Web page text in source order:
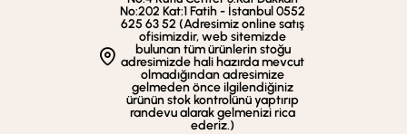
No:202 Kat:1 Fatih - İstanbul 0552
625 63 52 (Adresimiz online satış
ofisimizdir, web sitemizde
bulunan tüm ürünlerin stoğu
adresimizde hali hazırda mevcut
olmadığından adresimize
gelmeden önce ilgilendiğiniz
ürünün stok kontrolünü yaptırıp
randevu alarak gelmenizi rica
ederiz.)